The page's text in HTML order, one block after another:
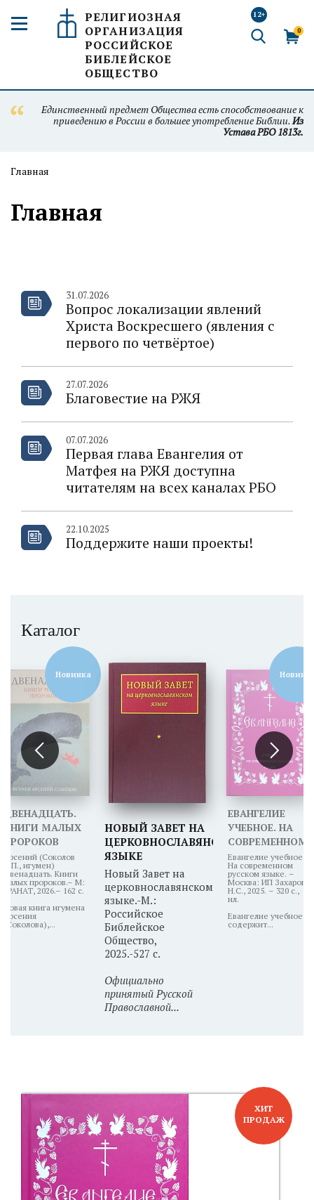
РЕЛИГИОЗНАЯ
ОРГАНИЗАЦИЯ
РОССИЙСКОЕ
БИБЛЕЙСКОЕ
ОБЩЕСТВО
12+
0
Единственный предмет Общества есть способствование к
приведению в России в большее употребление Библии.Из
Устава РБО 1813г.
Главная
Главная
31.07.2026
Вопрос локализации явлений
Христа Воскресшего (явления с
первого по четвёртое)
27.07.2026
Благовестие на РЖЯ
07.07.2026
Первая глава Евангелия от
Матфея на РЖЯ доступна
читателям на всех каналах РБО
22.10.2025
Поддержите наши проекты!
Каталог
Новинка
ДВЕНАДЦАТЬ.
КНИГИ МАЛЫХ
ПРОРОКОВ
Арсений (Соколов
А.П., игумен)
Двенадцать. Книги
малых пророков.– М:
ГРАНАТ, 2026.– 162 с.
Новая книга игумена
Арсения
(Соколова),...
НОВЫЙ ЗАВЕТ НА
ЦЕРКОВНОСЛАВЯНСКОМ
ЯЗЫКЕ
Новый Завет на
церковнославянском
языке.-М.:
Российское
Библейское
Общество,
2025.-527 с.
Официально
принятый Русской
Православной...
ЕВАНГЕЛИЕ
УЧЕБНОЕ. НА
СОВРЕМЕННОМ
РУССКОМ
ЯЗЫКЕ
Евангелие учебное.
На современном
русском языке. –
Москва: ИП Захаров
Н.С., 2025. – 320 с.,
ил.
Евангелие учебное
содержит...
ХИТ
ПРОДАЖ